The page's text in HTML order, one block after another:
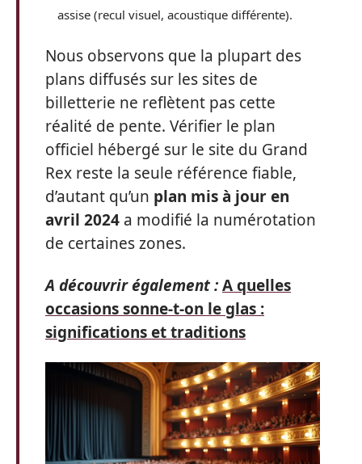
assise (recul visuel, acoustique différente).
Nous observons que la plupart des
plans diffusés sur les sites de
billetterie ne reflètent pas cette
réalité de pente. Vérifier le plan
officiel hébergé sur le site du Grand
Rex reste la seule référence fiable,
d’autant qu’un plan mis à jour en
avril 2024 a modifié la numérotation
de certaines zones.
A découvrir également :A quelles
occasions sonne-t-on le glas :
significations et traditions